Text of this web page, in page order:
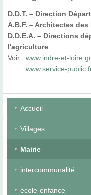
D.D.T. – Direction
A.B.F. – Architectes
D.D.E.A. – Directions
l'agriculture
Voir : www.indre-et-
www.service-
Accueil
Villages
Mairie
intercommunalité
école-enfance